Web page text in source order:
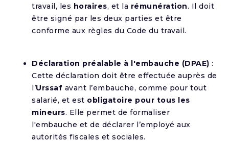
travail, les horaires, et la rémunération. Il doit
être signé par les deux parties et être
conforme aux règles du Code du travail.
Déclaration préalable à l'embauche (DPAE) :
Cette déclaration doit être effectuée auprès de
l’Urssaf avant l’embauche, comme pour tout
salarié, et est obligatoire pour tous les
mineurs. Elle permet de formaliser
l'embauche et de déclarer l’employé aux
autorités fiscales et sociales.